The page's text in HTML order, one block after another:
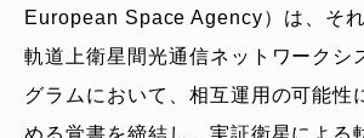
European Space Agency）は、そ
軌道上衛星間光通信ネットワークシ
グラムにおいて、相互運用の可能性